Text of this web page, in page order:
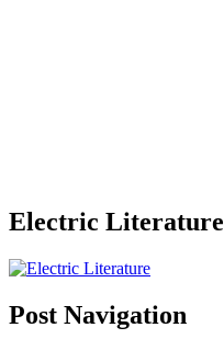
Electric Literature
Post Navigation